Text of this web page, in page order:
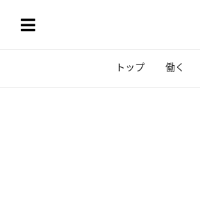
トップ 働く